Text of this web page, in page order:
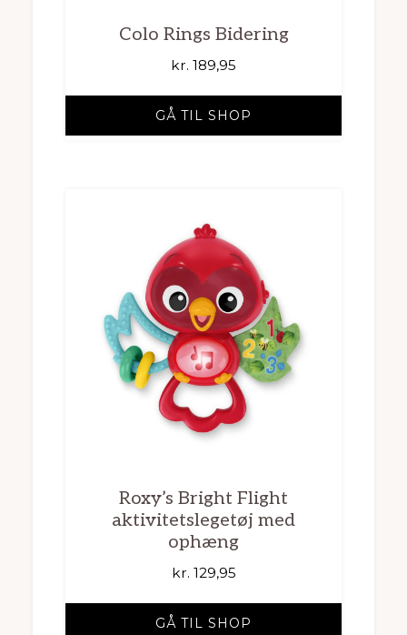
Colo Rings Bidering
kr. 189,95
GÅ TIL SHOP
Roxy’s Bright Flight
aktivitetslegetøj med
ophæng
kr. 129,95
GÅ TIL SHOP